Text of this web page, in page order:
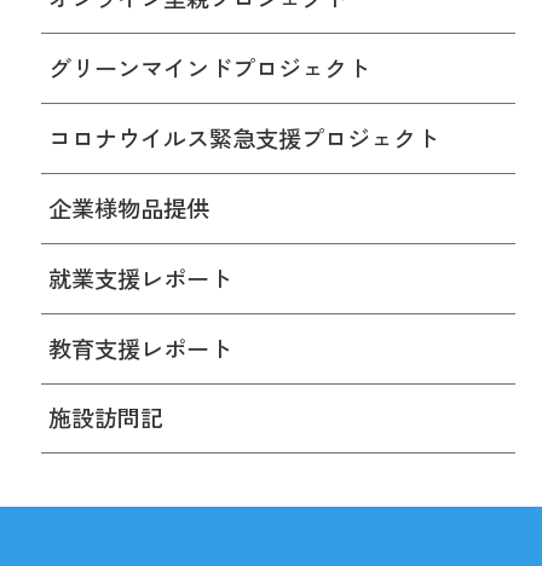
グリーンマインドプロジェクト
コロナウイルス緊急支援プロジェクト
企業様物品提供
就業支援レポート
教育支援レポート
施設訪問記